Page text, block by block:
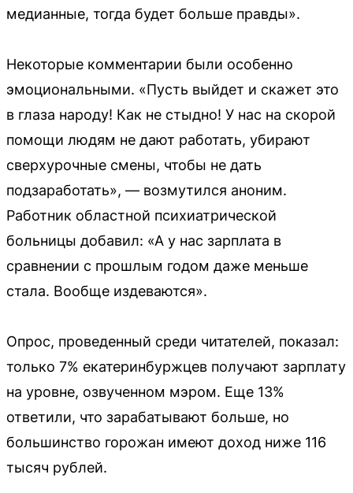
медианные, тогда будет больше правды».
Некоторые комментарии были особенно
эмоциональными. «Пусть выйдет и скажет это
в глаза народу! Как не стыдно! У нас на скорой
помощи людям не дают работать, убирают
сверхурочные смены, чтобы не дать
подзаработать», — возмутился аноним.
Работник областной психиатрической
больницы добавил: «А у нас зарплата в
сравнении с прошлым годом даже меньше
стала. Вообще издеваются».
Опрос, проведенный среди читателей, показал:
только 7% екатеринбуржцев получают зарплату
на уровне, озвученном мэром. Еще 13%
ответили, что зарабатывают больше, но
большинство горожан имеют доход ниже 116
тысяч рублей.